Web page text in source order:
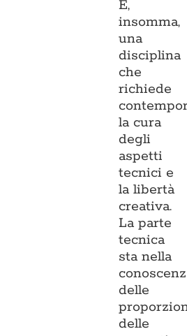
È,
insomma,
una
disciplina
che
richiede
la cura
degli
aspetti
tecnici e
la libertà
creativa.
La parte
tecnica
sta nella
delle
delle